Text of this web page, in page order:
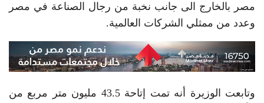
مصر بالخارج الى جانب نخبة من رجال الصناعة في مصر
وعدد من ممثلي الشركات العالمية.
وتابعت الوزيرة أنه تمت إتاحة 43.5 مليون متر مربع من